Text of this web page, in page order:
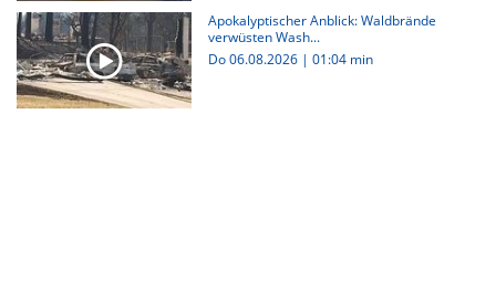
Apokalyptischer Anblick: Waldbrände
verwüsten Wash...
Do 06.08.2026 | 01:04 min